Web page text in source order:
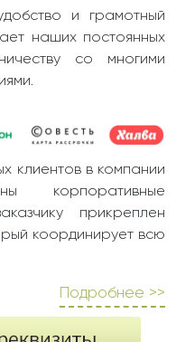
и грамотный
наших постоянных
со многими
клиентов в компании
корпоративные
прикреплен
координирует всю
Подробнее >>